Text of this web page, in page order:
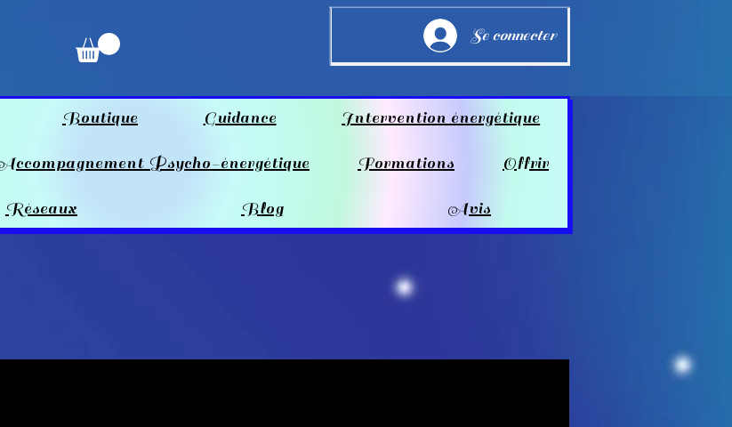
Se connecter
Boutique Guidance Intervention énergétique
Psycho-énergétique Formations Offrir
Réseaux Blog Avis